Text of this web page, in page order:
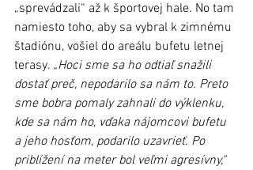
„sprevádzali“ až k športovej hale. No tam
namiesto toho, aby sa vybral k zimnému
štadiónu, vošiel do areálu bufetu letnej
terasy. „Hoci sme sa ho odtiaľ snažili
dostať preč, nepodarilo sa nám to. Preto
sme bobra pomaly zahnali do výklenku,
kde sa nám ho, vďaka nájomcovi bufetu
a jeho hosťom, podarilo uzavrieť. Po
priblížení na meter bol veľmi agresívny,“